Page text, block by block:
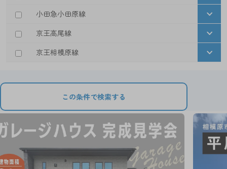
小田急小田原線
京王高尾線
京王相模原線
この条件で検索する